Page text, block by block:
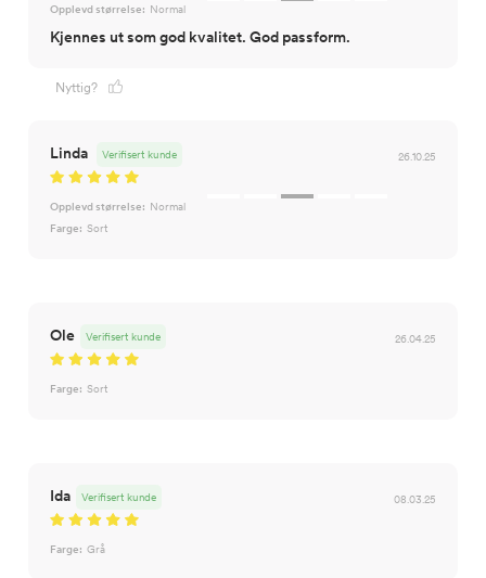
Opplevd størrelse: Normal
Kjennes ut som god kvalitet. God passform.
Nyttig?
Linda 26.10.25
Verifisert kunde
Opplevd størrelse: Normal
Farge: Sort
Ole 26.04.25
Verifisert kunde
Farge: Sort
Ida 08.03.25
Verifisert kunde
Farge: Grå